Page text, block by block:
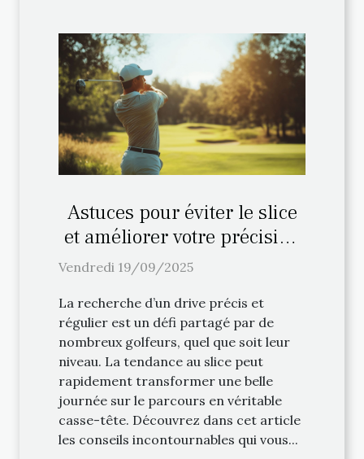
Astuces pour éviter le slice
et améliorer votre précision
au drive
Vendredi 19/09/2025
La recherche d’un drive précis et
régulier est un défi partagé par de
nombreux golfeurs, quel que soit leur
niveau. La tendance au slice peut
rapidement transformer une belle
journée sur le parcours en véritable
casse-tête. Découvrez dans cet article
les conseils incontournables qui vous...